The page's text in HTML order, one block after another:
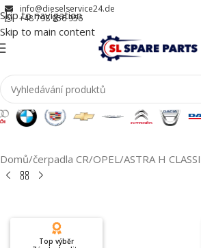
Skip to navigation
Skip to main content
info@dieselservice24.de
+48 798 956 956
Domů/čerpadla CR/OPEL/ASTRA H
Top výběr